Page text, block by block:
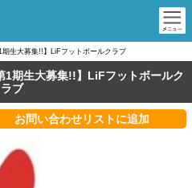
期生大募集!!】LiFフットボールクラブ
1期生大募集!!】LiFフットボールク
ラブ
お問い合わせリストに追加